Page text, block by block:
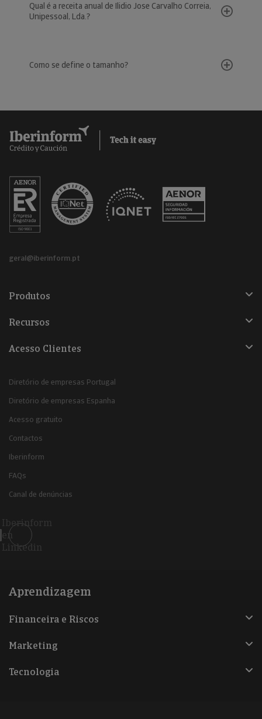
Qual é a receita anual de Ilidio Jose Carvalho Correia,
Unipessoal, Lda.?
Como se define o tamanho?
geral@iberinform.pt
Produtos
Recursos
Acesso Clientes
Diretório de empresas Portugal
Diretório de empresas Espanha
Acesso gratuito
Contactos
Iberinform
FAQs
Canal de denúncias
Iberinform
en
Linkedin
Aprendizagem
Financeira e Riscos
Marketing
Tecnologia